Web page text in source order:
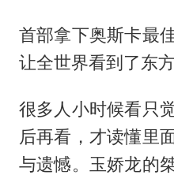
首部拿下奥斯卡最
让全世界看到了东
很多人小时候看只
后再看，才读懂里
与遗憾。玉娇龙的